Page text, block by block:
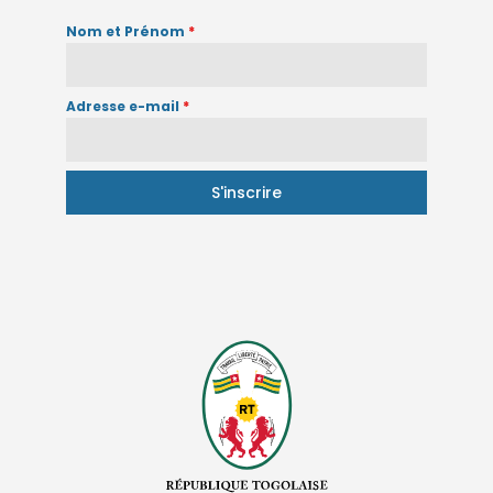
Nom et Prénom *
Adresse e-mail *
S'inscrire